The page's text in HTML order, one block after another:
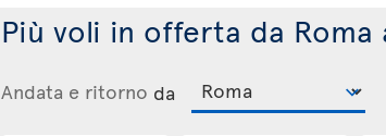
Più voli in offerta da Roma
Andata e ritorno da